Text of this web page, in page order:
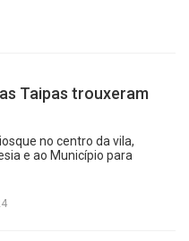
Taipas trouxeram
no centro da vila,
e ao Município para